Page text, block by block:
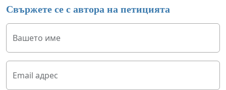
Свържете се с автора на петицията
Вашето име
Email адрес